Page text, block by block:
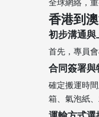
全球網絡，
香港到
初步溝通與
首先，專員
合同簽署與
確定搬運時
箱、氣泡紙、